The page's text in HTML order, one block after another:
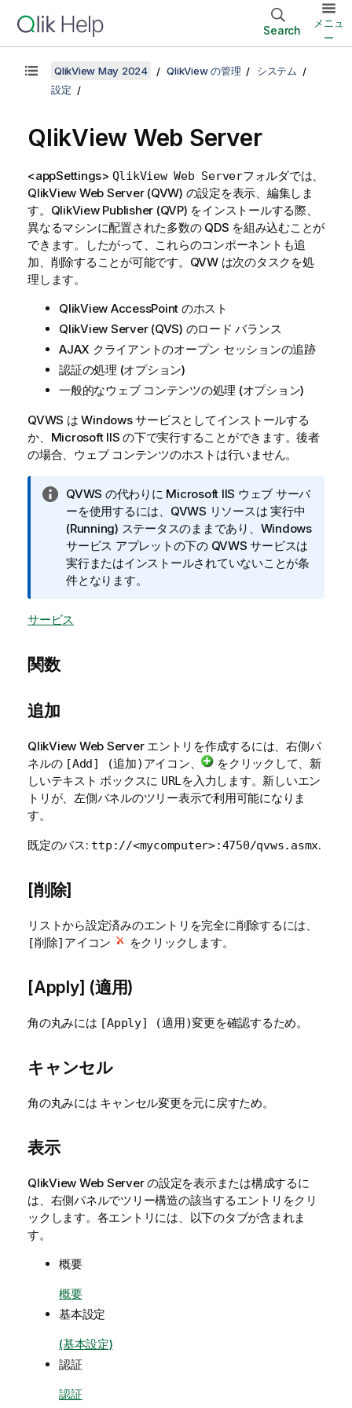
Search
メニュ
ー
QlikView May 2024 QlikView の管理
システム
設定
QlikView Web Server
<appSettings> QlikView Web Serverフォルダでは、
QlikView Web Server (QVW) の設定を表示、編集しま
す。QlikView Publisher (QVP) をインストールする際、
異なるマシンに配置された多数の QDS を組み込むことが
できます。したがって、これらのコンポーネントも追
加、削除することが可能です。QVW は次のタスクを処
理します。
QlikView AccessPoint のホスト
QlikView Server (QVS) のロード バランス
AJAX クライアントのオープン セッションの追跡
認証の処理 (オプション)
一般的なウェブ コンテンツの処理 (オプション)
QVWS は Windows サービスとしてインストールする
か、Microsoft IIS の下で実行することができます。後者
の場合、ウェブ コンテンツのホストは行いません。
情
報
メ
モ
QVWS の代わりに Microsoft IIS ウェブ サーバ
ーを使用するには、QVWS リソースは 実行中
(Running) ステータスのままであり、Windows
サービス アプレットの下の QVWS サービスは
実行またはインストールされていないことが条
件となります。
サービス
関数
追加
QlikView Web Server エントリを作成するには、右側パ
ネルの [Add] (追加) アイコン、
をクリックして、新
しいテキスト ボックスに URLを入力します。新しいエン
トリが、左側パネルのツリー表示で利用可能になりま
す。
既定のパス: ttp://<mycomputer>:4750/qvws.asmx.
[削除]
リストから設定済みのエントリを完全に削除するには、
[削除] アイコン をクリックします。
[Apply] (適用)
角の丸みには [Apply] (適用)変更を確認するため。
キャンセル
角の丸みには キャンセル変更を元に戻すため。
表示
QlikView Web Server の設定を表示または構成するに
は、右側パネルでツリー構造の該当するエントリをクリ
ックします。各エントリには、以下のタブが含まれま
す。
概要
概要
基本設定
(基本設定)
認証
認証